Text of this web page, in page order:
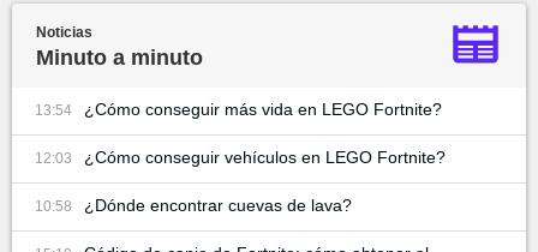
Noticias
Minuto a minuto
13:54 ¿Cómo conseguir más vida en LEGO Fortnite?
12:03 ¿Cómo conseguir vehículos en LEGO Fortnite?
10:58 ¿Dónde encontrar cuevas de lava?